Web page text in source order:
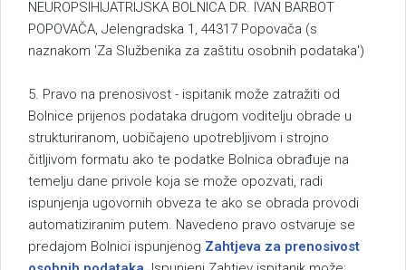
NEUROPSIHIJATRIJSKA BOLNICA DR. IVAN BARBOT
POPOVAČA, Jelengradska 1, 44317 Popovača (s
naznakom 'Za Službenika za zaštitu osobnih podataka')
5. Pravo na prenosivost - ispitanik može zatražiti od
Bolnice prijenos podataka drugom voditelju obrade u
strukturiranom, uobičajeno upotrebljivom i strojno
čitljivom formatu ako te podatke Bolnica obrađuje na
temelju dane privole koja se može opozvati, radi
ispunjenja ugovornih obveza te ako se obrada provodi
automatiziranim putem. Navedeno pravo ostvaruje se
predajom Bolnici ispunjenog Zahtjeva za prenosivost